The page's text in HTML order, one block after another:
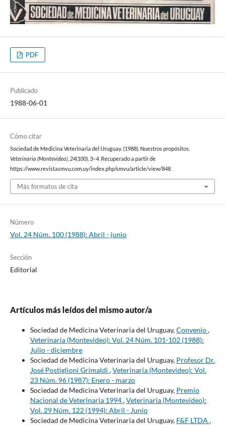
PDF
Publicado
1988-06-01
Cómo citar
Sociedad de Medicina Veterinaria del Uruguay. (1988). Nuestros propósitos.
Veterinaria (Montevideo), 24(100), 3–4. Recuperado a partir de
https://www.revistasmvu.com.uy/index.php/smvu/article/view/848
Más formatos de cita
Número
Vol. 24 Núm. 100 (1988): Abril - junio
Sección
Editorial
Artículos más leídos del mismo autor/a
Sociedad de Medicina Veterinaria del Uruguay,Convenio,
Veterinaria (Montevideo): Vol. 24 Núm. 101-102 (1988):
Julio - diciembre
Sociedad de Medicina Veterinaria del Uruguay, Profesor Dr.
José Postiglioni Grimaldi ,Veterinaria (Montevideo): Vol.
23 Núm. 96 (1987): Enero - marzo
Sociedad de Medicina Veterinaria del Uruguay, Premio
Nacional de Veterinaria 1994,Veterinaria (Montevideo):
Vol. 29 Núm. 122 (1994): Abril - Junio
Sociedad de Medicina Veterinaria del Uruguay, F&F LTDA,